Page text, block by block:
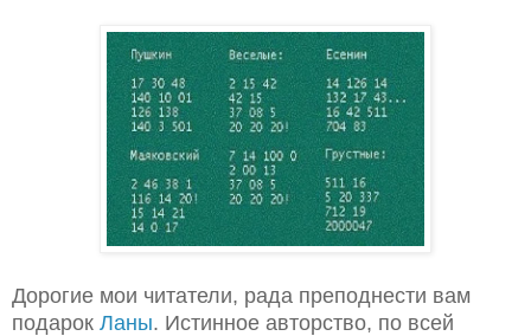
Дорогие мои читатели, рада преподнести вам
подарок Ланы. Истинное авторство, по всей